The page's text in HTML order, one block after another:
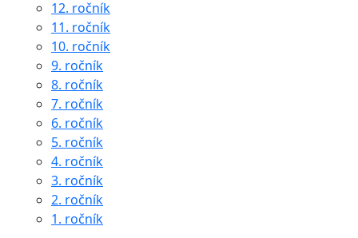
12. ročník
11. ročník
10. ročník
9. ročník
8. ročník
7. ročník
6. ročník
5. ročník
4. ročník
3. ročník
2. ročník
1. ročník